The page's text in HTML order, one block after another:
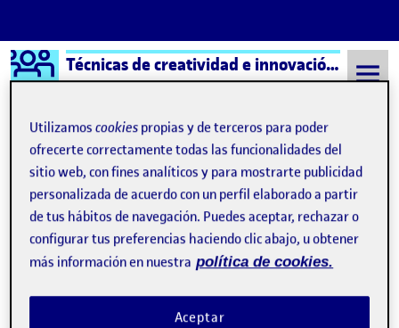
Saltar al contenido
Logo Ágora Técnicas de creatividad e innovación aula 3
Semestre 20221 - Aula 3 Teresa Chinarro Reja
Teresa Chinarro Reja
Reto 4: ¡ Escapa del aula!
Publicado por
Teresa Chinarro Reja
Fecha de publicación27 diciembre, 2022 10:27 pm
comentario
Utilizamoscookies propias y de terceros para poder
ofrecerte correctamente todas las funcionalidades del
sitio web, con fines analíticos y para mostrarte publicidad
personalizada de acuerdo con un perfil elaborado a partir
de tus hábitos de navegación. Puedes aceptar, rechazar o
configurar tus preferencias haciendo clic abajo, u obtener
más información en nuestra política de cookies.
Aceptar